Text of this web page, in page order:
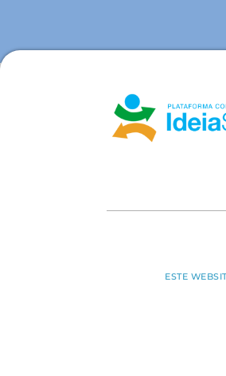
ESTE